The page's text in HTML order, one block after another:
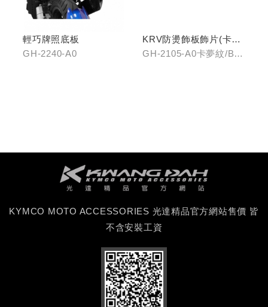
輕巧牌照底板
GH-2240-A0
KRV防燙飾板飾片(卡夢
紋/金屬髮絲)
GH-2105-A0卡夢紋/B0
KYMCO MOTO ACCESSORIES 光達精品官方網站售價 皆
不含安裝工資